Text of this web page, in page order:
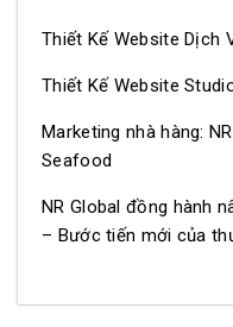
Thiết Kế Website Dịch
Thiết Kế Website
Marketing nhà hàng:
Seafood
NR Global đồng hành
– Bước tiến mới của